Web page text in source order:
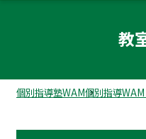
教
個別指導塾WAM個別指導